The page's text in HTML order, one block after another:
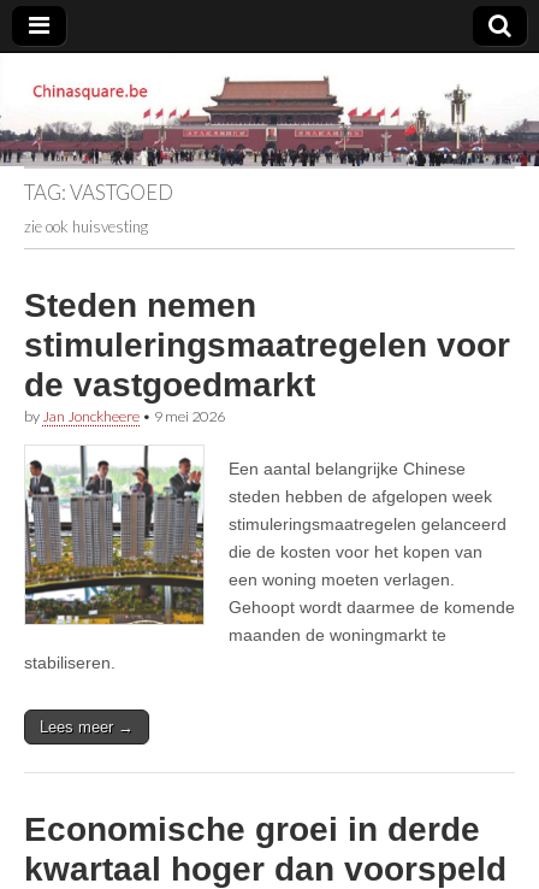
Chinasquare.be
TAG:VASTGOED
zie ook huisvesting
Steden nemen
stimuleringsmaatregelen voor
de vastgoedmarkt
by Jan Jonckheere • 9 mei 2026
Een aantal belangrijke Chinese
steden hebben de afgelopen week
stimuleringsmaatregelen gelanceerd
die de kosten voor het kopen van
een woning moeten verlagen.
Gehoopt wordt daarmee de komende
maanden de woningmarkt te
stabiliseren.
Lees meer →
Economische groei in derde
kwartaal hoger dan voorspeld